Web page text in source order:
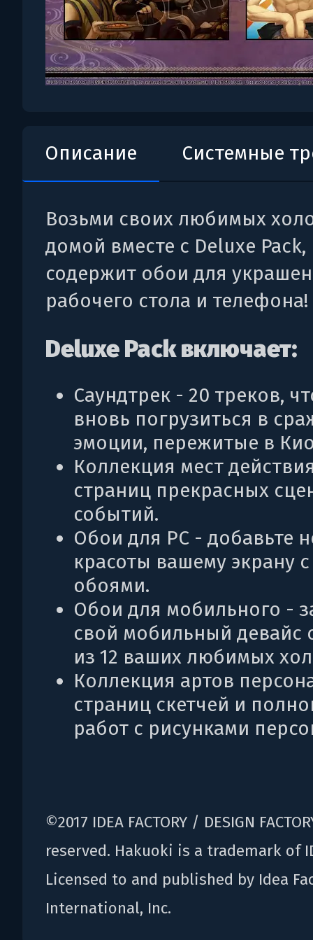
Описание Системные
Возьми своих любимых
домой вместе с Deluxe
содержит обои для
рабочего стола и телефона!
Deluxe Pack включает:
Саундтрек - 20 треков,
вновь погрузиться в
эмоции, пережитые в
Коллекция мест
страниц прекрасных
событий.
Обои для PC - добавьте
красоты вашему экрану с
обоями.
Обои для мобильного -
свой мобильный девайс
из 12 ваших любимых
Коллекция артов
страниц скетчей и
работ с рисунками
©2017 IDEA FACTORY / DESIGN
reserved. Hakuoki is a trademark of
Licensed to and published by Idea
International, Inc.